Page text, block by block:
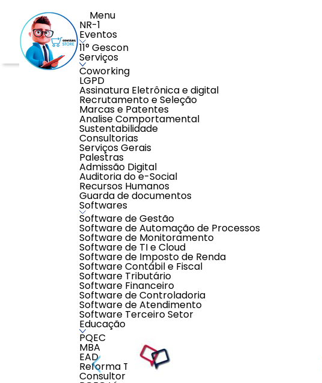
Menu
NR-1
Eventos
11° Gescon
Serviços
Coworking
LGPD
Assinatura Eletrônica e digital
Recrutamento e Seleção
Marcas e Patentes
Analise Comportamental
Sustentabilidade
Consultorias
Serviços Gerais
Palestras
Admissão Digital
Auditoria do e-Social
Recursos Humanos
Guarda de documentos
Softwares
Software de Gestão
Software de Automação de Processos
Software de Monitoramento
Software de TI e Cloud
Software de Imposto de Renda
Software Contábil e Fiscal
Software Tributário
Software Financeiro
Software de Controladoria
Software de Atendimento
Software Terceiro Setor
Educação
PQEC
MBA
EAD
Reforma Tributária
Consultor Contábil
Home > Educação > Cursos de Idiomas Aulas PARTICULARES 2x